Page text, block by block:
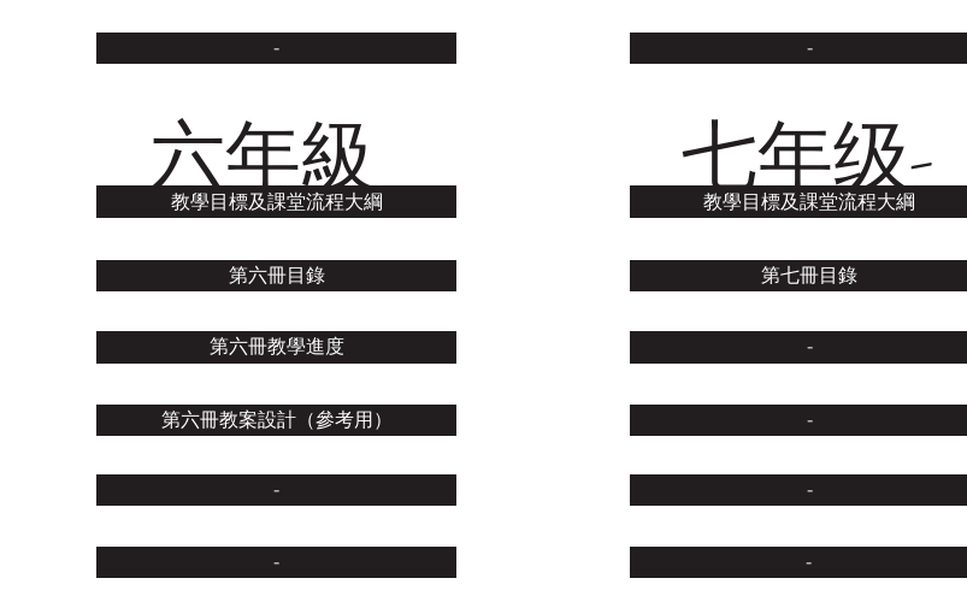
- -
教學目標及課堂流程大綱
六年級
第六冊目錄
第六冊教學進度
第六冊教案設計（參考用）
-
-
教學目標及課堂流程大綱
七年级-
第七冊目錄
-
-
-
-